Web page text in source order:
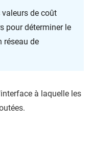
de coût
pour déterminer le
réseau de
à laquelle les